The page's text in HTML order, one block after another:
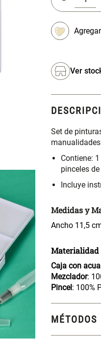
Ver
Set de
Contiene:
pinceles
Incluye
Medidas y
Ancho 11,5
Materialidad
Caja con
Mezclador:
Pincel: 100%